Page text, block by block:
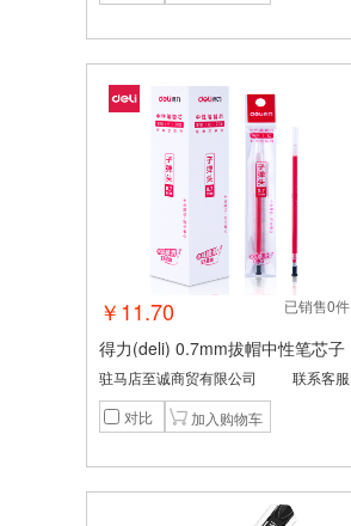
已销售0件
￥11.70
得力(deli) 0.7mm拔帽中性笔芯子
弹头替芯 办公用品 红色20支/盒S
761
驻马店至诚商贸有限公司
联系客服
对比